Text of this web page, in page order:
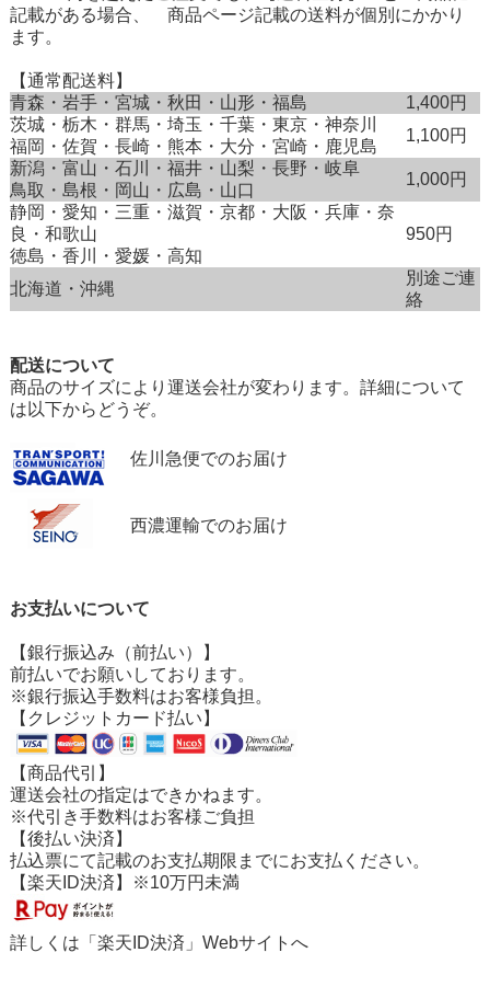
記載がある場合、 商品ページ記載の送料が個別にかかり
ます。
【通常配送料】
青森・岩手・宮城・秋田・山形・福島
1,400円
茨城・栃木・群馬・埼玉・千葉・東京・神奈川
1,100円
福岡・佐賀・長崎・熊本・大分・宮崎・鹿児島
新潟・富山・石川・福井・山梨・長野・岐阜
1,000円
鳥取・島根・岡山・広島・山口
静岡・愛知・三重・滋賀・京都・大阪・兵庫・奈
良・和歌山
950円
徳島・香川・愛媛・高知
北海道・沖縄
別途ご連
絡
配送について
商品のサイズにより運送会社が変わります。詳細について
は以下からどうぞ。
佐川急便でのお届け
西濃運輸でのお届け
お支払いについて
【銀行振込み（前払い）】
前払いでお願いしております。
※銀行振込手数料はお客様負担。
【クレジットカード払い】
【商品代引】
運送会社の指定はできかねます。
※代引き手数料はお客様ご負担
【後払い決済】
払込票にて記載のお支払期限までにお支払ください。
【楽天ID決済】※10万円未満
詳しくは「 楽天ID決済 」Webサイトへ